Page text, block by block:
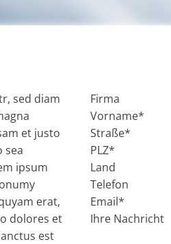
sed diam
et justo
sea
ipsum
erat,
dolores et
est
Section